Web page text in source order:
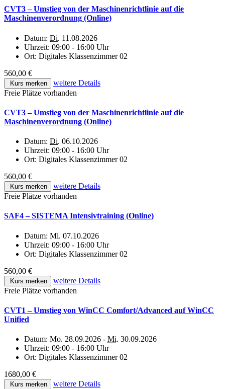
CVT3 – Umstieg von der Maschinenrichtlinie auf die
Maschinenverordnung (Online)
Datum: Di. 11.08.2026
Uhrzeit: 09:00 - 16:00 Uhr
Ort: Digitales Klassenzimmer 02
560,00 €
Kurs merken
weitere Details
Freie Plätze vorhanden
CVT3 – Umstieg von der Maschinenrichtlinie auf die
Maschinenverordnung (Online)
Datum: Di. 06.10.2026
Uhrzeit: 09:00 - 16:00 Uhr
Ort: Digitales Klassenzimmer 02
560,00 €
Kurs merken
weitere Details
Freie Plätze vorhanden
SAF4 – SISTEMA Intensivtraining (Online)
Datum: Mi. 07.10.2026
Uhrzeit: 09:00 - 16:00 Uhr
Ort: Digitales Klassenzimmer 02
560,00 €
Kurs merken
weitere Details
Freie Plätze vorhanden
CVT1 – Umstieg von WinCC Comfort/Advanced auf WinCC
Unified
Datum: Mo. 28.09.2026 - Mi. 30.09.2026
Uhrzeit: 09:00 - 16:00 Uhr
Ort: Digitales Klassenzimmer 02
1680,00 €
Kurs merken
weitere Details